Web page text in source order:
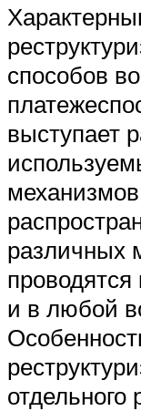
способов
выступает
различных
проводятся
и в любой
отдельного